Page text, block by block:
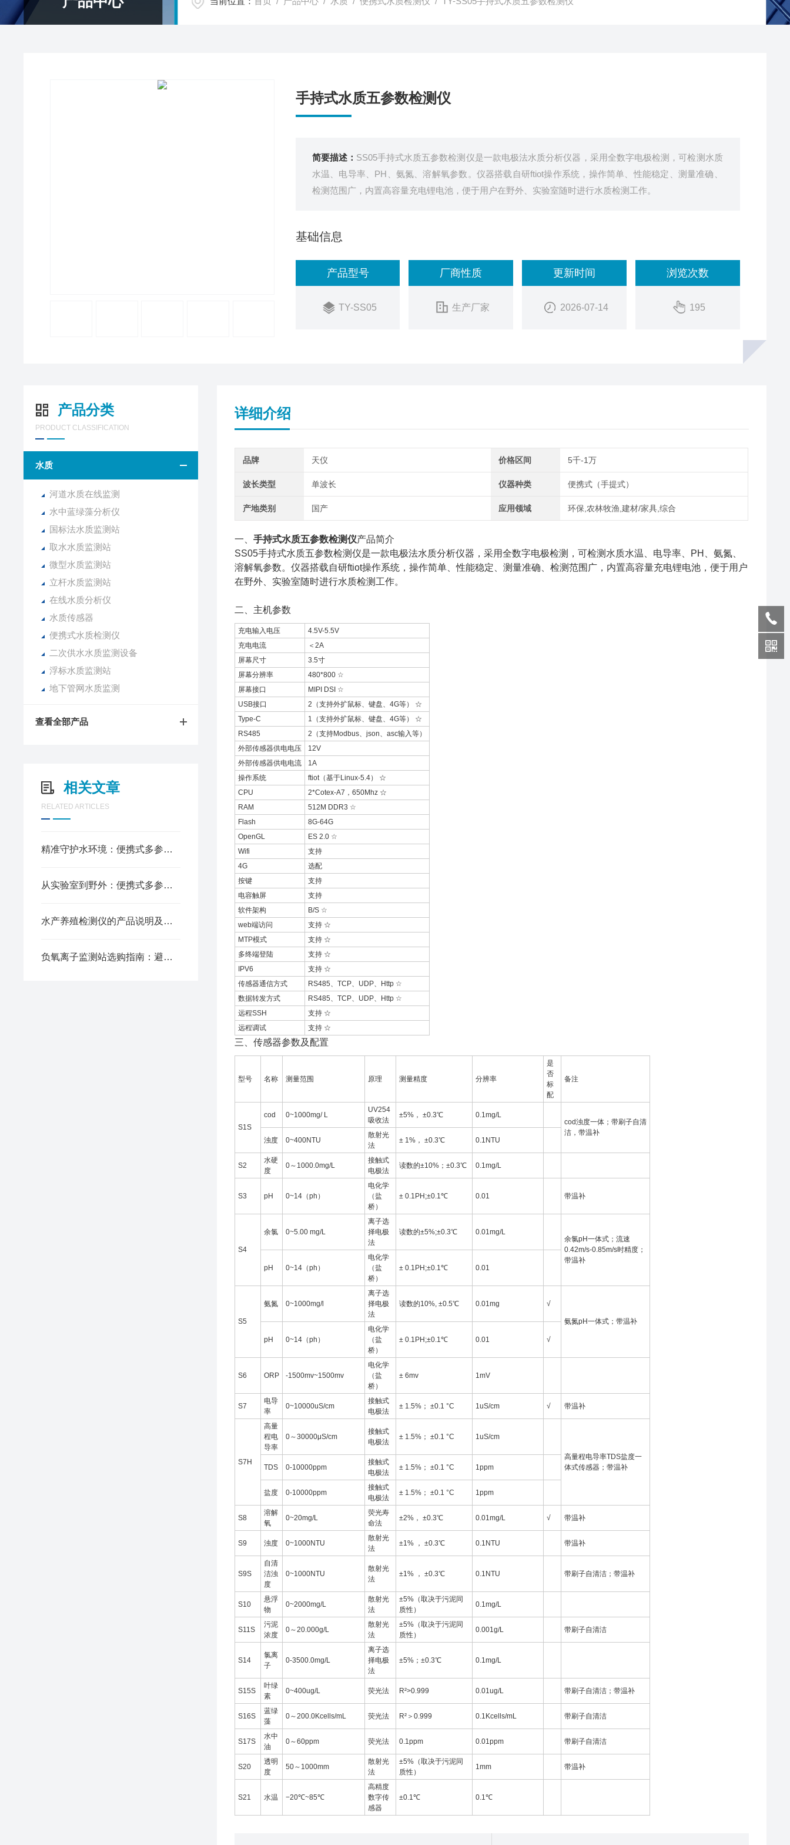
手持式水质五参数检测仪
简要描述： SS05手持式水质五参数检测仪是一款电极法水质分析仪器，采用全数字电极检测，可检测水质
水温、电导率、PH、氨氮、溶解氧参数。仪器搭载自研ftiot操作系统，操作简单、性能稳定、测量准确、
检测范围广，内置高容量充电锂电池，便于用户在野外、实验室随时进行水质检测工作。
基础信息
产品型号
TY-SS05
厂商性质
生产厂家
更新时间
2026-07-14
浏览次数
195
产品分类
PRODUCT CLASSIFICATION
水质
河道水质在线监测
水中蓝绿藻分析仪
国标法水质监测站
取水水质监测站
微型水质监测站
立杆水质监测站
在线水质分析仪
水质传感器
便携式水质检测仪
二次供水水质监测设备
浮标水质监测站
地下管网水质监测
查看全部产品
相关文章
RELATED ARTICLES
精准守护水环境：便携式多参数水质测定仪的实用价值
从实验室到野外：便携式多参数水质测定仪的技术突破
水产养殖检测仪的产品说明及对应参数
负氧离子监测站选购指南：避开误区，选对设备不踩坑
详细介绍
品牌 天仪 价格区间 5千-1万
波长类型 单波长 仪器种类 便携式（手提式）
产地类别 国产 应用领域 环保,农林牧渔,建材/家具,综合
一、 手持式水质五参数检测仪产品简介
SS05手持式水质五参数检测仪是一款电极法水质分析仪器，采用全数字电极检测，可检测水质水温、电导率、PH、氨氮、
溶解氧参数。仪器搭载自研ftiot操作系统，操作简单、性能稳定、测量准确、检测范围广，内置高容量充电锂电池，便于用户
在野外、实验室随时进行水质检测工作。
二、主机参数
充电输入电压
4.5V-5.5V
充电电流
＜2A
屏幕尺寸
3.5寸
屏幕分辨率
480*800 ☆
屏幕接口
MIPI DSI ☆
USB接口
2（支持外扩鼠标、键盘、4G等） ☆
Type-C
1（支持外扩鼠标、键盘、4G等） ☆
RS485
2（支持Modbus、json、asc输入等）
外部传感器供电电压
12V
外部传感器供电电流
1A
操作系统
ftiot（基于Linux-5.4） ☆
CPU
2*Cotex-A7，650Mhz ☆
RAM
512M DDR3 ☆
Flash
8G-64G
OpenGL
ES 2.0 ☆
Wifi
支持
4G
选配
按键
支持
电容触屏
支持
软件架构
B/S ☆
web端访问
支持 ☆
MTP模式
支持 ☆
多终端登陆
支持 ☆
IPV6
支持 ☆
传感器通信方式
RS485、TCP、UDP、Http ☆
数据转发方式
RS485、TCP、UDP、Http ☆
远程SSH
支持 ☆
远程调试
支持 ☆
三、传感器参数及配置
型号 名称 测量范围 原理 测量精度 分辨率
是
否
标
配
备注
S1S
cod 0~1000mg/ L
UV254
吸收法
±5%， ±0.3℃
0.1mg/L
cod浊度一体；带刷子自清
洁，带温补
浊度
0~400NTU
散射光
法
± 1%， ±0.3℃ 0.1NTU
S2
水硬
度
0～1000.0mg/L
接触式
电极法
读数的±10%；±0.3℃ 0.1mg/L
S3 pH 0~14（ph）
电化学
（盐
桥）
± 0.1PH;±0.1℃ 0.01 带温补
S4
余氯 0~5.00 mg/L
离子选
择电极
法
读数的±5%;±0.3℃
0.01mg/L
余氯pH一体式；流速
0.42m/s-0.85m/s时精度；
带温补
pH
0~14（ph）
电化学
（盐
桥）
± 0.1PH;±0.1℃ 0.01
S5
氨氮 0~1000mg/l
离子选
择电极
法
读数的10%, ±0.5℃ 0.01mg √
氨氮pH一体式；带温补
pH 0~14（ph）
电化学
（盐
桥）
± 0.1PH;±0.1℃ 0.01 √
S6 ORP -1500mv~1500mv
电化学
（盐
桥）
± 6mv 1mV
S7
电导
率
0~10000uS/cm
接触式
电极法
± 1.5%； ±0.1 °C 1uS/cm √ 带温补
S7H
高量
程电
导率
0～30000μS/cm
接触式
电极法
± 1.5%； ±0.1 °C 1uS/cm
高量程电导率TDS盐度一
体式传感器；带温补
TDS 0-10000ppm
接触式
电极法
± 1.5%； ±0.1 °C 1ppm
盐度 0-10000ppm
接触式
电极法
± 1.5%； ±0.1 °C 1ppm
S8
溶解
氧
0~20mg/L
荧光寿
命法
±2%， ±0.3℃ 0.01mg/L √ 带温补
S9 浊度 0~1000NTU
散射光
法
±1% ， ±0.3℃ 0.1NTU 带温补
S9S
自清
洁浊
度
0~1000NTU
散射光
法
±1% ， ±0.3℃ 0.1NTU 带刷子自清洁；带温补
S10
悬浮
物
0~2000mg/L
散射光
法
±5%（取决于污泥同
质性）
0.1mg/L
S11S
污泥
浓度
0～20.000g/L
散射光
法
±5%（取决于污泥同
质性）
0.001g/L 带刷子自清洁
S14
氯离
子
0-3500.0mg/L
离子选
择电极
法
±5%；±0.3℃ 0.1mg/L
S15S
叶绿
素
0~400ug/L 荧光法 R²>0.999 0.01ug/L 带刷子自清洁；带温补
S16S
蓝绿
藻
0～200.0Kcells/mL 荧光法 R²＞0.999 0.1Kcells/mL 带刷子自清洁
S17S
水中
油
0～60ppm 荧光法 0.1ppm 0.01ppm 带刷子自清洁
S20
透明
度
50～1000mm
散射光
法
±5%（取决于污泥同
质性）
1mm 带温补
S21 水温 −20℃~85℃
高精度
数字传
感器
±0.1℃ 0.1℃